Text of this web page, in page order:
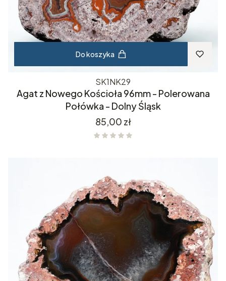
Do koszyka
SK1NK29
Agat z Nowego Kościoła 96mm - Polerowana
Połówka - Dolny Śląsk
Cena
85,00 zł